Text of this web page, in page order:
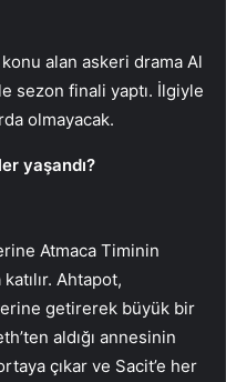
alan askeri drama Al
sezon finali yaptı. İlgiyle
olmayacak.
yaşandı?
Atmaca Timinin
Ahtapot,
getirerek büyük bir
aldığı annesinin
çıkar ve Sacit’e her